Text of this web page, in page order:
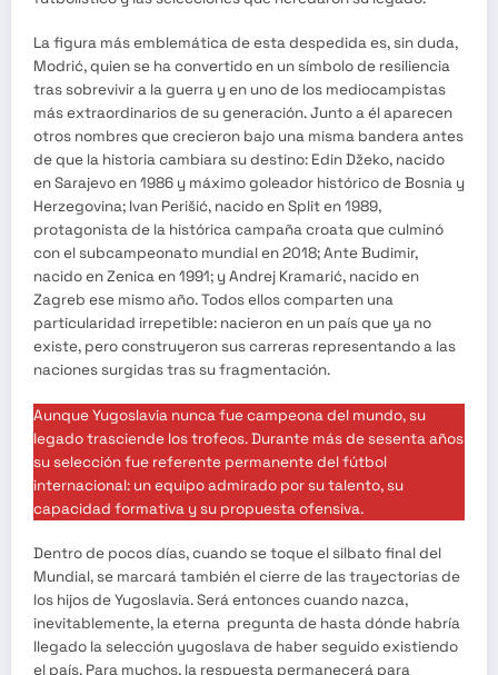
La figura más emblemática de esta despedida es, sin duda,
Modrić, quien se ha convertido en un símbolo de resiliencia
tras sobrevivir a la guerra y en uno de los mediocampistas
más extraordinarios de su generación. Junto a él aparecen
otros nombres que crecieron bajo una misma bandera antes
de que la historia cambiara su destino: Edin Džeko, nacido
en Sarajevo en 1986 y máximo goleador histórico de Bosnia y
Herzegovina; Ivan Perišić, nacido en Split en 1989,
protagonista de la histórica campaña croata que culminó
con el subcampeonato mundial en 2018; Ante Budimir,
nacido en Zenica en 1991; y Andrej Kramarić, nacido en
Zagreb ese mismo año. Todos ellos comparten una
particularidad irrepetible: nacieron en un país que ya no
existe, pero construyeron sus carreras representando a las
naciones surgidas tras su fragmentación.
Aunque Yugoslavia nunca fue campeona del mundo, su
legado trasciende los trofeos. Durante más de sesenta años
su selección fue referente permanente del fútbol
internacional: un equipo admirado por su talento, su
capacidad formativa y su propuesta ofensiva.
Dentro de pocos días, cuando se toque el silbato final del
Mundial, se marcará también el cierre de las trayectorias de
los hijos de Yugoslavia. Será entonces cuando nazca,
inevitablemente, la eterna pregunta de hasta dónde habría
llegado la selección yugoslava de haber seguido existiendo
el país. Para muchos, la respuesta permanecerá para